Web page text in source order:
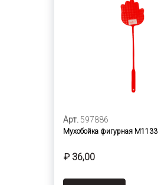
Арт. 597886
Мухобойка фигурная М1133
₽ 36,00